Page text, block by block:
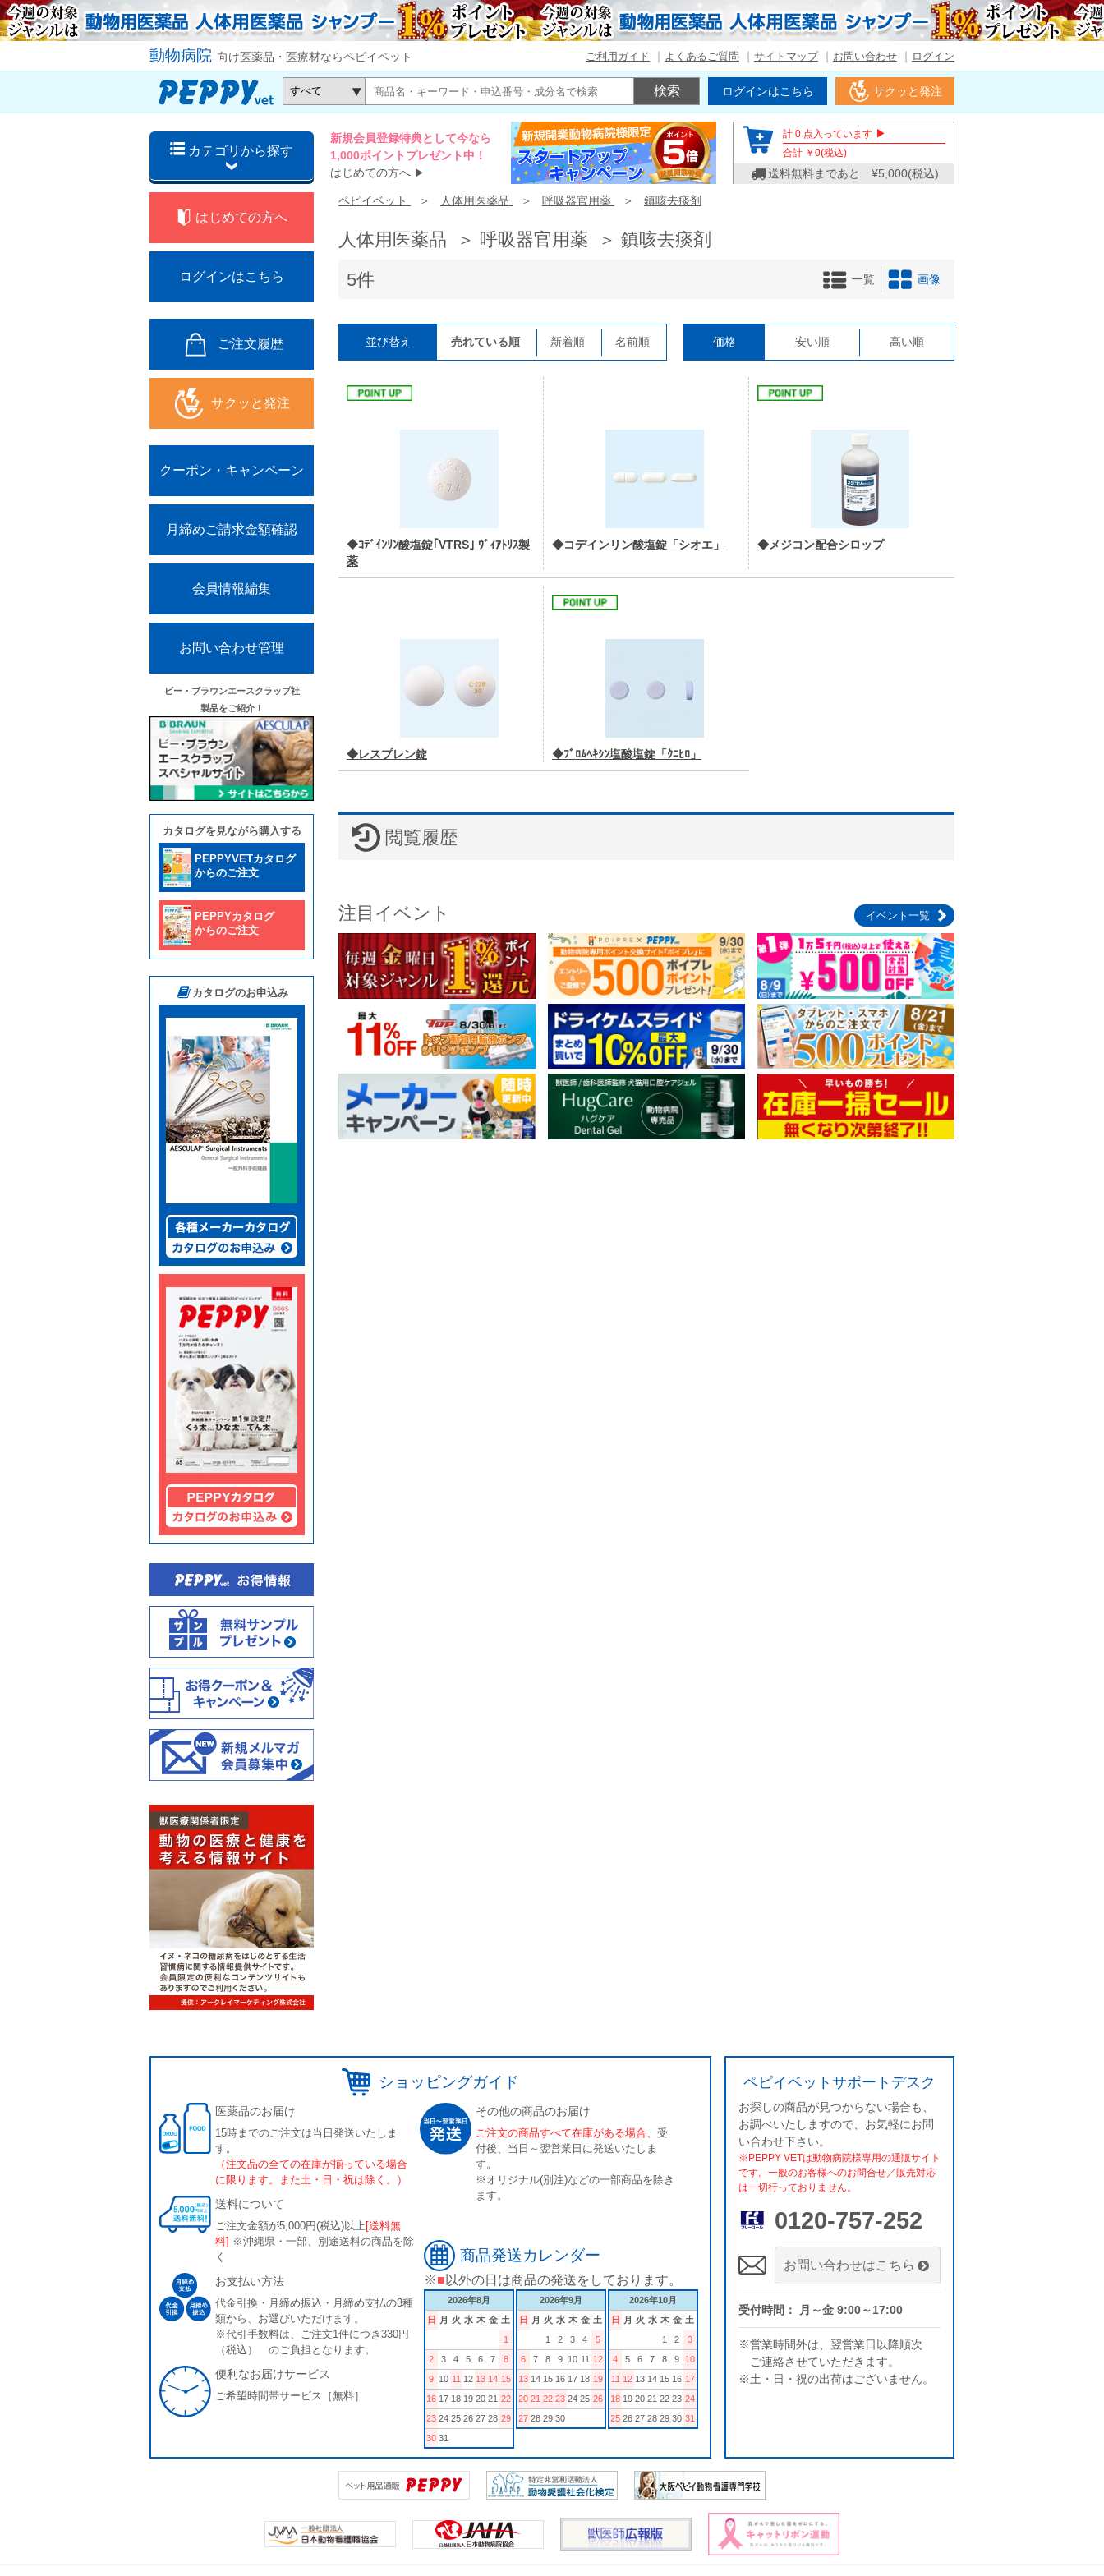
動物病院 向け医薬品・医療材ならペピイベット ご利用ガイド よくあるご質問 サイトマップ お問い合わせ ログイン
ログインはこちら サクッと発注
カテゴリから探す
新規会員登録特典として今なら
1,000ポイントプレゼント中！
はじめての方へ ▶
計 0 点入っています ▶
合計 ￥ 0(税込)
送料無料まであと ¥5,000(税込)
はじめての方へ
ログインはこちら
ご注文履歴
サクッと発注
クーポン・キャンペーン
月締めご請求金額確認
会員情報編集
お問い合わせ管理
ビー・ブラウンエースクラップ社
製品をご紹介！
カタログを見ながら購入する
PEPPYVETカタログ
からのご注文
PEPPYカタログ
からのご注文
カタログのお申込み
ペピイベット 人体用医薬品 呼吸器官用薬 鎮咳去痰剤
人体用医薬品 ＞ 呼吸器官用薬 ＞ 鎮咳去痰剤
5件
一覧 画像
並び替え 売れている順 新着順 名前順 価格 安い順 高い順
◆ｺﾃﾞｲﾝﾘﾝ酸塩錠｢VTRS｣ ｳﾞｨｱﾄﾘｽ製
薬
◆コデインリン酸塩錠「シオエ」 ◆メジコン配合シロップ
◆レスプレン錠 ◆ﾌﾞﾛﾑﾍｷｼﾝ塩酸塩錠「ｸﾆﾋﾛ」
閲覧履歴
注目イベント イベント一覧
ショッピングガイド
医薬品のお届け
15時までのご注文は当日発送いたしま
す。
（注文品の全ての在庫が揃っている場合
に限ります。また土・日・祝は除く。）
送料について
ご注文金額が5,000円(税込)以上 [送料無
料] ※沖縄県・一部、別途送料の商品を除
く
お支払い方法
代金引換・月締め振込・月締め支払の3種
類から、お選びいただけます。
※代引手数料は、ご注文1件につき330円
（税込） のご負担となります。
便利なお届けサービス
ご希望時間帯サービス［無料］
その他の商品のお届け
ご注文の商品すべて在庫がある場合、 受
付後、当日～翌営業日に発送いたしま
す。
※オリジナル(別注)などの一部商品を除き
ます。
商品発送カレンダー
※■ 以外の日は商品の発送をしております。
2026年8月
日
月 火 水 木 金 土
1
2
3 4 5 6 7
8
9 10 11 12 13 14 15
16 17 18 19 20 21 22
23 24 25 26 27 28 29
30 31
2026年9月
日
月 火 水 木 金 土
1
2 3 4
5
6
7 8 9 10 11 12
13 14 15 16 17 18 19
20 21 22 23 24 25 26
27 28 29 30
2026年10月
日
月 火 水 木 金 土
1
2
3
4
5 6 7 8 9
10
11 12 13 14 15 16 17
18 19 20 21 22 23 24
25 26 27 28 29 30 31
ペピイベットサポートデスク
お探しの商品が見つからない場合も、
お調べいたしますので、お気軽にお問
い合わせ下さい。
※PEPPY VETは動物病院様専用の通販サイト
です。一般のお客様へのお問合せ／販売対応
は一切行っておりません。
0120-757-252
お問い合わせはこちら
受付時間： 月～金 9:00～17:00
※営業時間外は、翌営業日以降順次
ご連絡させていただきます。
※土・日・祝の出荷はございません。